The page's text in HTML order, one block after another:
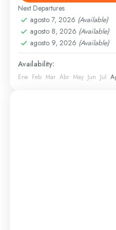
Santo Domingo
1 Person
Next Departures
agosto 7, 2026 (Available)
agosto 8, 2026 (Available)
agosto 9, 2026 (Available)
Availability:
Ene Feb Mar Abr May Jun Jul